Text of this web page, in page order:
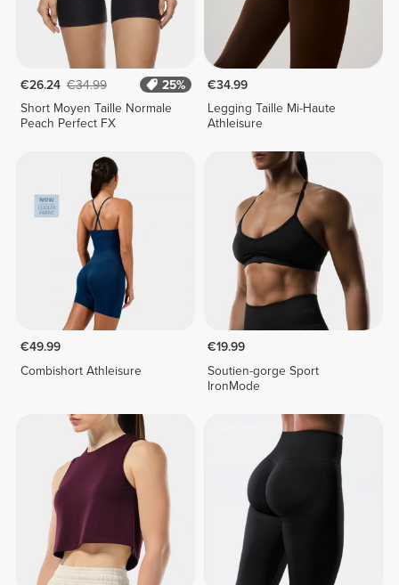
€26.24 €34.99
25%
Short Moyen Taille Normale
Peach Perfect FX
€34.99
Legging Taille Mi-Haute
Athleisure
€49.99
Combishort Athleisure
€19.99
Soutien-gorge Sport
IronMode